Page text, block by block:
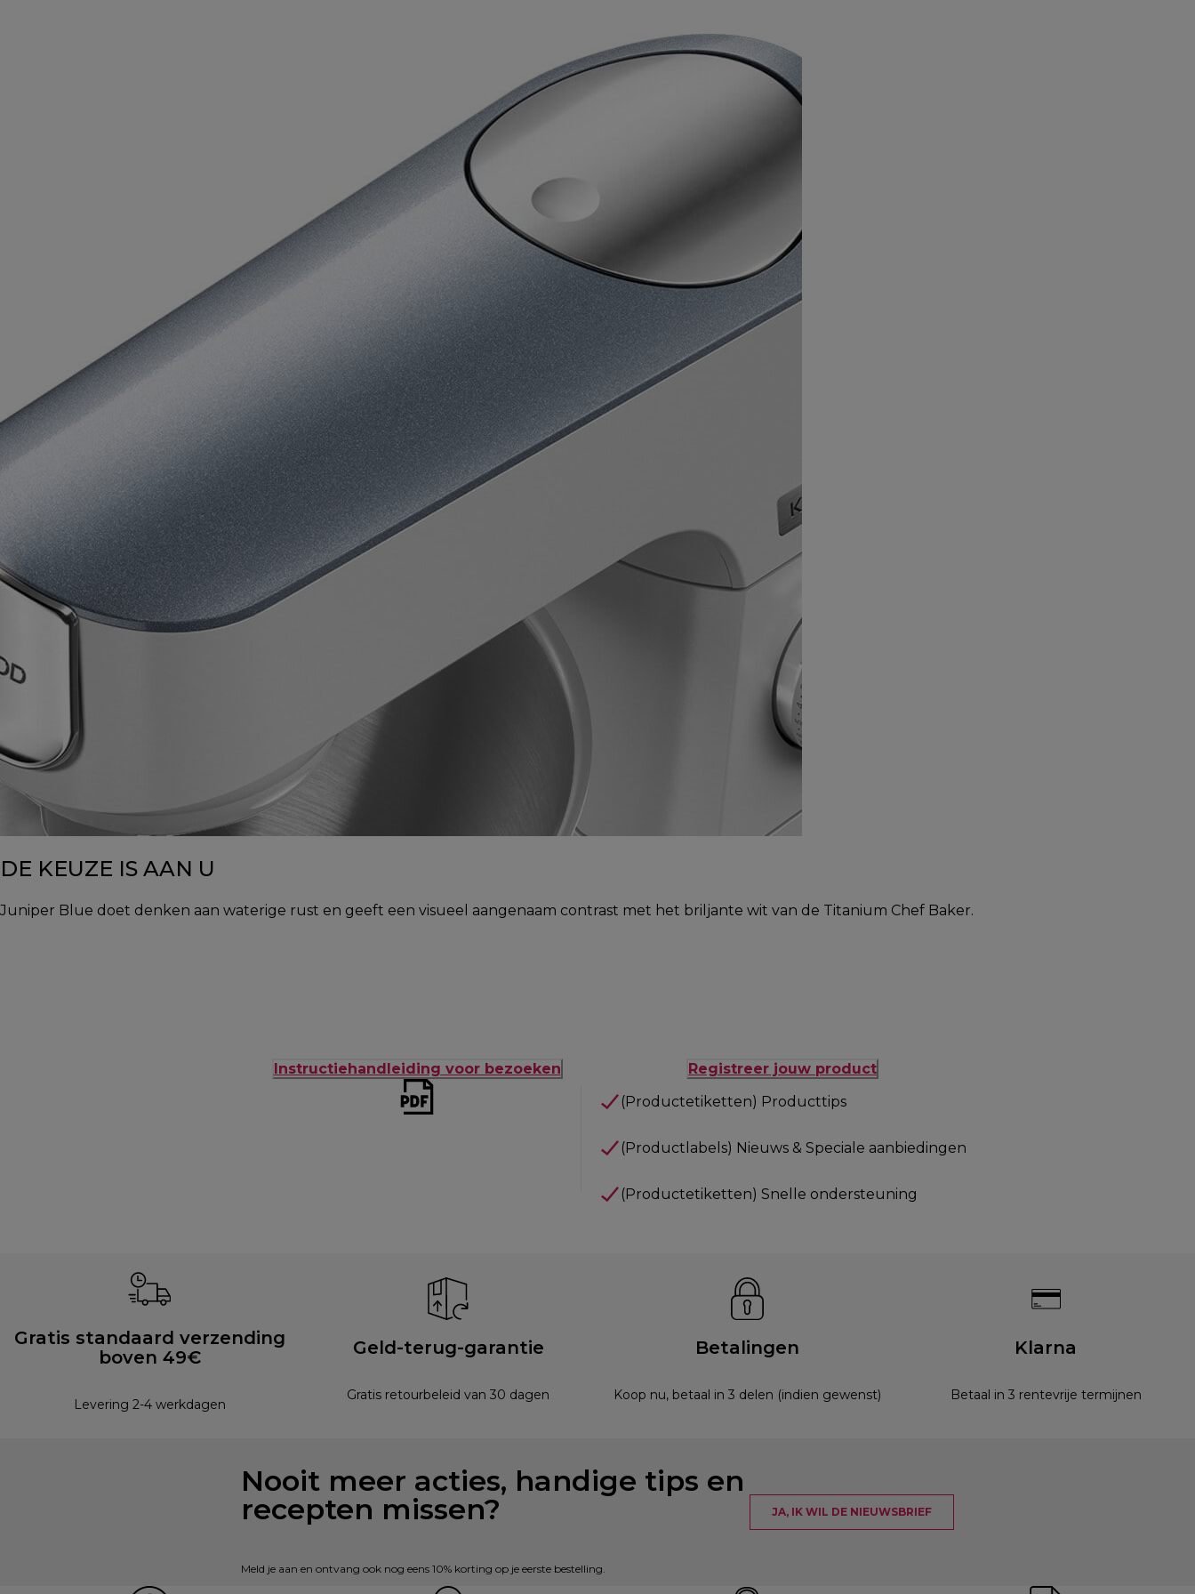
DE KEUZE IS AAN U
Juniper Blue doet denken aan waterige rust en geeft een visueel aangenaam contrast met het briljante wit van de Titanium Chef Baker.
Instructiehandleiding voor bezoeken
Registreer jouw product
(Productetiketten) Producttips
(Productlabels) Nieuws & Speciale aanbiedingen
(Productetiketten) Snelle ondersteuning
Gratis standaard verzending
boven 49€
Levering 2-4 werkdagen
Geld-terug-garantie
Gratis retourbeleid van 30 dagen
Betalingen
Koop nu, betaal in 3 delen (indien gewenst)
Klarna
Betaal in 3 rentevrije termijnen
Nooit meer acties, handige tips en
recepten missen?
Meld je aan en ontvang ook nog eens 10% korting op je eerste bestelling.
JA, IK WIL DE NIEUWSBRIEF